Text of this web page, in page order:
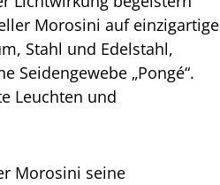
Morosini auf einzigartige
Stahl und Edelstahl,
Seidengewebe „Pongé“.
Leuchten und
Morosini seine